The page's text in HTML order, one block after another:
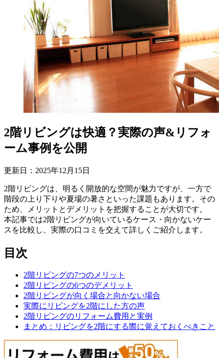
2階リビングは快適？実際の声&リフォ
ーム事例を公開
更新日： 2025年12 月 15日
2階リビングは、明るく開放的な空間が魅力ですが、一方で
階段の上り下りや夏場の暑さといった課題もあります。その
ため、メリットとデメリットを把握することが大切です。
本記事では2階リビングが向いているケース・向かないケー
スを比較し、実際の口コミを交えて詳しくご紹介します。
目次
2階リビングの7つのメリット
2階リビングの6つのデメリット
2階リビングが向く場合と向かない場合
実際にリビングを2階にした方の声
2階リビングのリフォーム費用と実例
まとめ：リビングを2階にする際に覚えておくべきこと